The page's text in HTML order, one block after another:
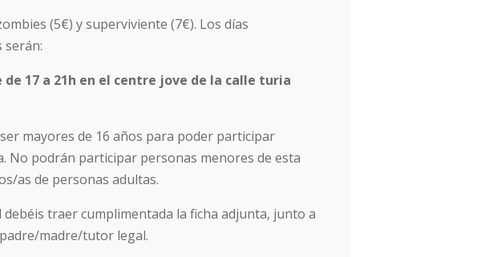
(5€) y superviviente (7€). Los días
serán:
de 17 a 21h en el centre jove de la calle turia
mayores de 16 años para poder participar
No podrán participar personas menores de esta
as de personas adultas.
debéis traer cumplimentada la ficha adjunta, junto a
madre/tutor legal.